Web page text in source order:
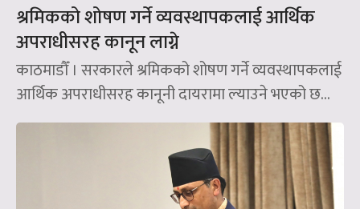
श्रमिकको शोषण गर्ने व्यवस्थापकलाई आर्थिक
अपराधीसरह कानून लाग्ने
काठमाडौँ । सरकारले श्रमिकको शोषण गर्ने व्यवस्थापकलाई
आर्थिक अपराधीसरह कानूनी दायरामा ल्याउने भएको छ...